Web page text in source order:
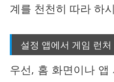
계를 천천히 따라 하
설정 앱에서 게임 런처
우선, 홈 화면이나 앱